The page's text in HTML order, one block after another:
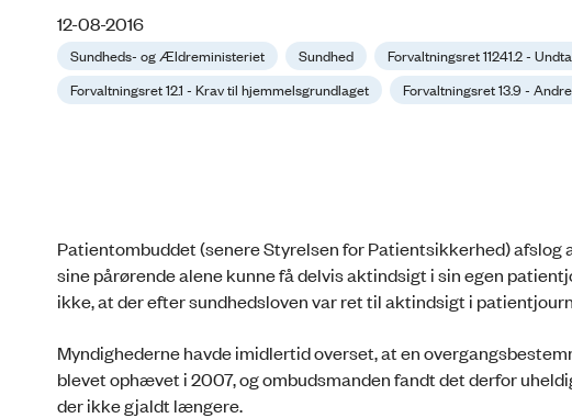
12-08-2016
Sundheds- og Ældreministeriet Sundhed Forvaltningsret 11241.2 -
Forvaltningsret 12.1 - Krav til hjemmelsgrundlaget
Forvaltningsret 13.9 -
Patientombuddet (senere Styrelsen for Patientsikkerhed) afslog
sine pårørende alene kunne få delvis aktindsigt i sin egen
ikke, at der efter sundhedsloven var ret til aktindsigt i
Myndighederne havde imidlertid overset, at en
blevet ophævet i 2007, og ombudsmanden fandt det derfor
der ikke gjaldt længere.